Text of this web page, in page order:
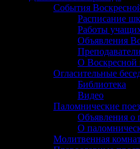
События
Расписание
Работы
Объявления
О Воскресной
Огласительные
Библиотека
Видео
Паломнические
Объявления о
О
Молитвенная